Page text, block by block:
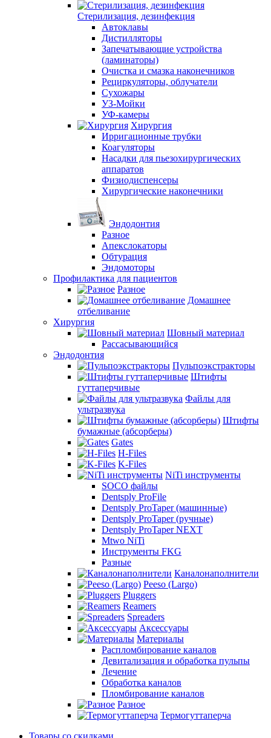
Стерилизация, дезинфекция
Автоклавы
Дистилляторы
Запечатывающие устройства
(ламинаторы)
Очистка и смазка наконечников
Рециркуляторы, облучатели
Сухожары
УЗ-Мойки
УФ-камеры
Хирургия
Ирригационные трубки
Коагуляторы
Насадки для пьезохирургических
аппаратов
Физиодиспенсеры
Хирургические наконечники
Эндодонтия
Разное
Апекслокаторы
Обтурация
Эндомоторы
Профилактика для пациентов
Разное
Домашнее
отбеливание
Хирургия
Шовный материал
Рассасывающийся
Эндодонтия
Пульпоэкстракторы
Штифты
гуттаперчивые
Файлы для
ультразвука
Штифты
бумажные (абсорберы)
Gates
H-Files
K-Files
NiTi инструменты
SOCO файлы
Dentsply ProFile
Dentsply ProTaper (машинные)
Dentsply ProTaper (ручные)
Dentsply ProTaper NEXT
Mtwo NiTi
Инструменты FKG
Разные
Каналонаполнители
Peeso (Largo)
Pluggers
Reamers
Spreaders
Аксессуары
Материалы
Распломбирование каналов
Девитализация и обработка пульпы
Лечение
Обработка каналов
Пломбирование каналов
Разное
Термогуттаперча
Товары со скидками